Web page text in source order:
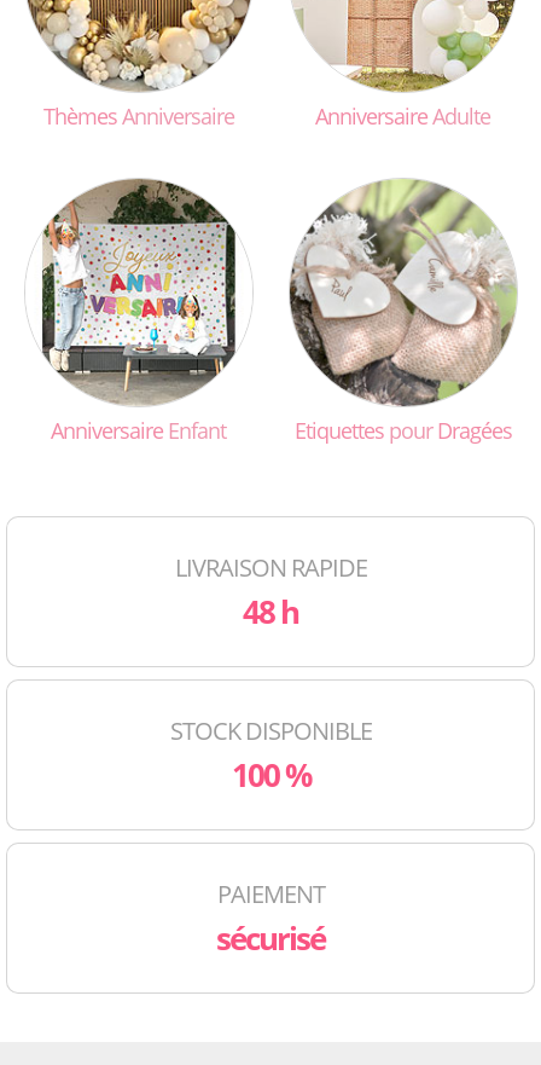
ThèmesAnniversaire AnniversaireAdulte
Anniversaire Enfant Etiquettes pourDragées
LIVRAISON RAPIDE
48 h
STOCK DISPONIBLE
100 %
PAIEMENT
sécurisé